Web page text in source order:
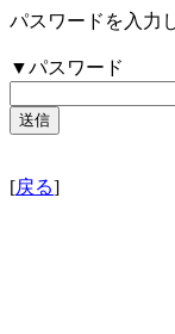
パスワードを入力
▼パスワード
[戻る]